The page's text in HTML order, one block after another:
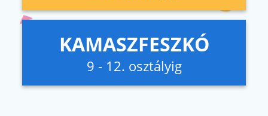
KAMASZFESZKÓ
9 - 12. osztályig